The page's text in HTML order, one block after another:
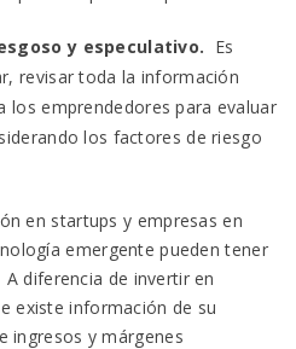
y especulativo. Es
revisar toda la información
los emprendedores para evaluar
los factores de riesgo
en startups y empresas en
emergente pueden tener
diferencia de invertir en
existe información de su
ingresos y márgenes